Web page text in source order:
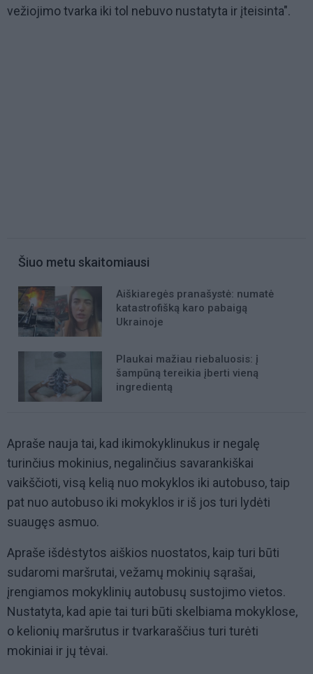
vežiojimo tvarka iki tol nebuvo nustatyta ir įteisinta".
Šiuo metu skaitomiausi
Aiškiaregės pranašystė: numatė
katastrofišką karo pabaigą
Ukrainoje
Plaukai mažiau riebaluosis: į
šampūną tereikia įberti vieną
ingredientą
Apraše nauja tai, kad ikimokyklinukus ir negalę
turinčius mokinius, negalinčius savarankiškai
vaikščioti, visą kelią nuo mokyklos iki autobuso, taip
pat nuo autobuso iki mokyklos ir iš jos turi lydėti
suaugęs asmuo.
Apraše išdėstytos aiškios nuostatos, kaip turi būti
sudaromi maršrutai, vežamų mokinių sąrašai,
įrengiamos mokyklinių autobusų sustojimo vietos.
Nustatyta, kad apie tai turi būti skelbiama mokyklose,
o kelionių maršrutus ir tvarkaraščius turi turėti
mokiniai ir jų tėvai.